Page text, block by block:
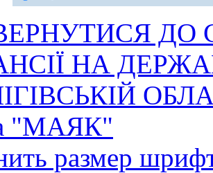
ДО
НА
"МАЯК"
размер